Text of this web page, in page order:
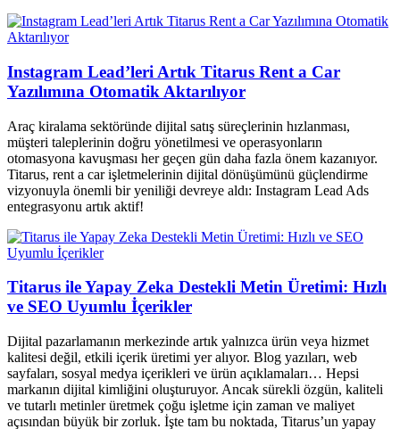
Instagram Lead’leri Artık Titarus Rent a Car
Yazılımına Otomatik Aktarılıyor
Araç kiralama sektöründe dijital satış süreçlerinin hızlanması,
müşteri taleplerinin doğru yönetilmesi ve operasyonların
otomasyona kavuşması her geçen gün daha fazla önem kazanıyor.
Titarus, rent a car işletmelerinin dijital dönüşümünü güçlendirme
vizyonuyla önemli bir yeniliği devreye aldı: Instagram Lead Ads
entegrasyonu artık aktif!
Titarus ile Yapay Zeka Destekli Metin Üretimi: Hızlı
ve SEO Uyumlu İçerikler
Dijital pazarlamanın merkezinde artık yalnızca ürün veya hizmet
kalitesi değil, etkili içerik üretimi yer alıyor. Blog yazıları, web
sayfaları, sosyal medya içerikleri ve ürün açıklamaları… Hepsi
markanın dijital kimliğini oluşturuyor. Ancak sürekli özgün, kaliteli
ve tutarlı metinler üretmek çoğu işletme için zaman ve maliyet
açısından büyük bir zorluk. İşte tam bu noktada, Titarus’un yapay